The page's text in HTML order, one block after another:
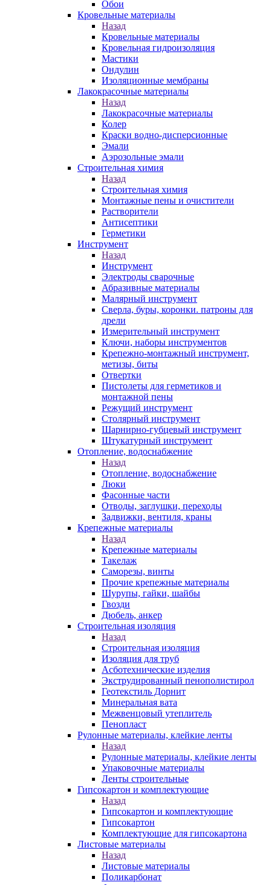
Обои
Кровельные материалы
Назад
Кровельные материалы
Кровельная гидроизоляция
Мастики
Ондулин
Изоляционные мембраны
Лакокрасочные материалы
Назад
Лакокрасочные материалы
Колер
Краски водно-дисперсионные
Эмали
Аэрозольные эмали
Строительная химия
Назад
Строительная химия
Монтажные пены и очистители
Растворители
Антисептики
Герметики
Инструмент
Назад
Инструмент
Электроды сварочные
Абразивные материалы
Малярный инструмент
Сверла, буры, коронки. патроны для
дрели
Измерительный инструмент
Ключи, наборы инструментов
Крепежно-монтажный инструмент,
метизы, биты
Отвертки
Пистолеты для герметиков и
монтажной пены
Режущий инструмент
Столярный инструмент
Шарнирно-губцевый инструмент
Штукатурный инструмент
Отопление, водоснабжение
Назад
Отопление, водоснабжение
Люки
Фасонные части
Отводы, заглушки, переходы
Задвижки, вентиля, краны
Крепежные материалы
Назад
Крепежные материалы
Такелаж
Саморезы, винты
Прочие крепежные материалы
Шурупы, гайки, шайбы
Гвозди
Дюбель, анкер
Строительная изоляция
Назад
Строительная изоляция
Изоляция для труб
Асботехнические изделия
Экструдированный пенополистирол
Геотекстиль Дорнит
Минеральная вата
Межвенцовый утеплитель
Пенопласт
Рулонные материалы, клейкие ленты
Назад
Рулонные материалы, клейкие ленты
Упаковочные материалы
Ленты строительные
Гипсокартон и комплектующие
Назад
Гипсокартон и комплектующие
Гипсокартон
Комплектующие для гипсокартона
Листовые материалы
Назад
Листовые материалы
Поликарбонат